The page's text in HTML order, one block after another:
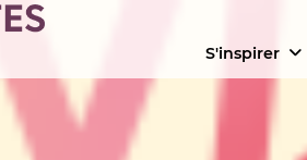
S'inspirer